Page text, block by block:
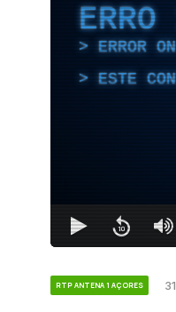
ERRO
ERROR
ESTE
RTP ANTENA 1 AÇORES